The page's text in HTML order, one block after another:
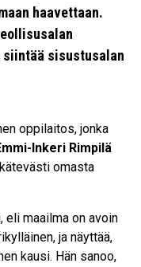
haavettaan.
siintää sisustusalan
oppilaitos, jonka
Inkeri Rimpilä
omasta
maailma on avoin
ja näyttää,
kausi. Hän sanoo,